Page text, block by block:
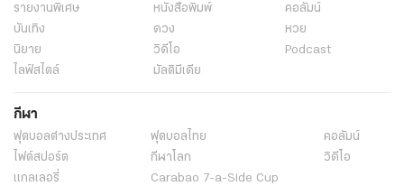
รายงานพิเศษ หนังสือพิมพ์
คอลัมน์
บันเทิง
ดวง
หวย
นิยาย
วิดีโอ
Podcast
ไลฟ์สไตล์
มัลติมีเดีย
กีฬา
ฟุตบอลต่่างประเทศ ฟุตบอลไทย
คอลัมน์
ไฟต์สปอร์ต
กีฬาโลก
วิดีโอ
แกลเลอรี่
Carabao 7-a-Side Cup